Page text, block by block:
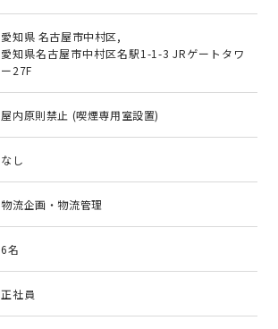
愛知県 名古屋市中村区,
愛知県名古屋市中村区名駅1-1-3 JRゲートタワ
ー27F
屋内原則禁止 (喫煙専用室設置)
なし
物流企画・物流管理
6名
正社員